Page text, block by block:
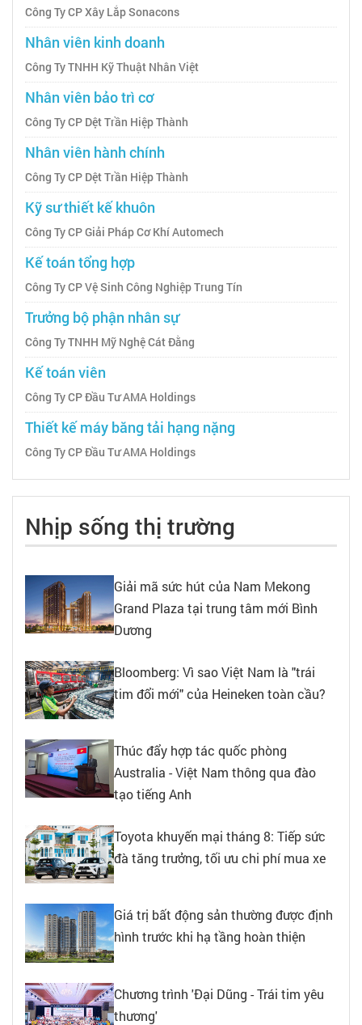
Công Ty CP Xây Lắp Sonacons
Nhân viên kinh doanh
Công Ty TNHH Kỹ Thuật Nhân Việt
Nhân viên bảo trì cơ
Công Ty CP Dệt Trần Hiệp Thành
Nhân viên hành chính
Công Ty CP Dệt Trần Hiệp Thành
Kỹ sư thiết kế khuôn
Công Ty CP Giải Pháp Cơ Khí Automech
Kế toán tổng hợp
Công Ty CP Vệ Sinh Công Nghiệp Trung Tín
Trưởng bộ phận nhân sự
Công Ty TNHH Mỹ Nghệ Cát Đằng
Kế toán viên
Công Ty CP Đầu Tư AMA Holdings
Thiết kế máy băng tải hạng nặng
Công Ty CP Đầu Tư AMA Holdings
Nhịp sống thị trường
Giải mã sức hút của Nam Mekong
Grand Plaza tại trung tâm mới Bình
Dương
Bloomberg: Vì sao Việt Nam là "trái
tim đổi mới" của Heineken toàn cầu?
Thúc đẩy hợp tác quốc phòng
Australia - Việt Nam thông qua đào
tạo tiếng Anh
Toyota khuyến mại tháng 8: Tiếp sức
đà tăng trưởng, tối ưu chi phí mua xe
Giá trị bất động sản thường được định
hình trước khi hạ tầng hoàn thiện
Chương trình 'Đại Dũng - Trái tim yêu
thương'